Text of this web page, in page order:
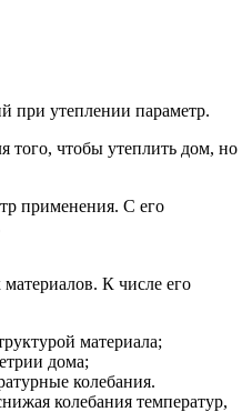
при утеплении параметр.
того, чтобы утеплить дом, но
применения. С его
К числе его
материала;
дома;
колебания.
колебания температур,